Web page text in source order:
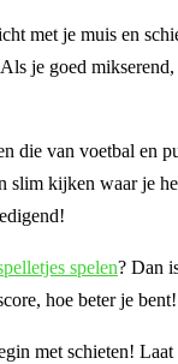
met je muis en
je goed
die van voetbal en
kijken waar je
spelen? Dan
hoe beter je bent!
met schieten!